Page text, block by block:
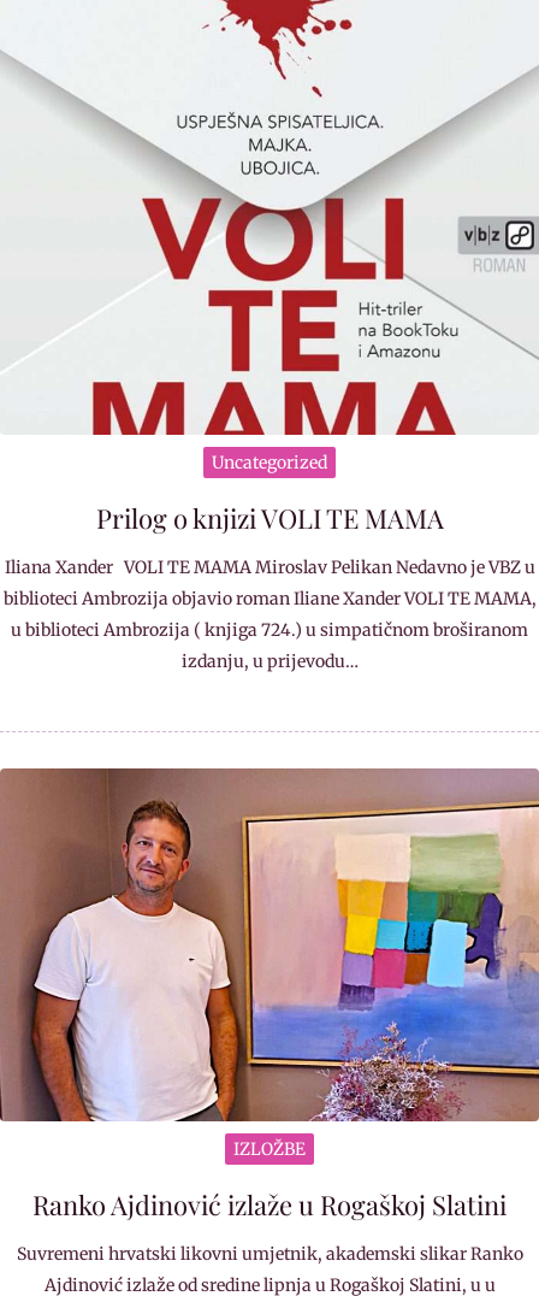
Uncategorized
Prilog o knjizi VOLI TE MAMA
Iliana Xander VOLI TE MAMA Miroslav Pelikan Nedavno je VBZ u
biblioteci Ambrozija objavio roman Iliane Xander VOLI TE MAMA,
u biblioteci Ambrozija ( knjiga 724.) u simpatičnom broširanom
izdanju, u prijevodu…
IZLOŽBE
Ranko Ajdinović izlaže u Rogaškoj Slatini
Suvremeni hrvatski likovni umjetnik, akademski slikar Ranko
Ajdinović izlaže od sredine lipnja u Rogaškoj Slatini, u u